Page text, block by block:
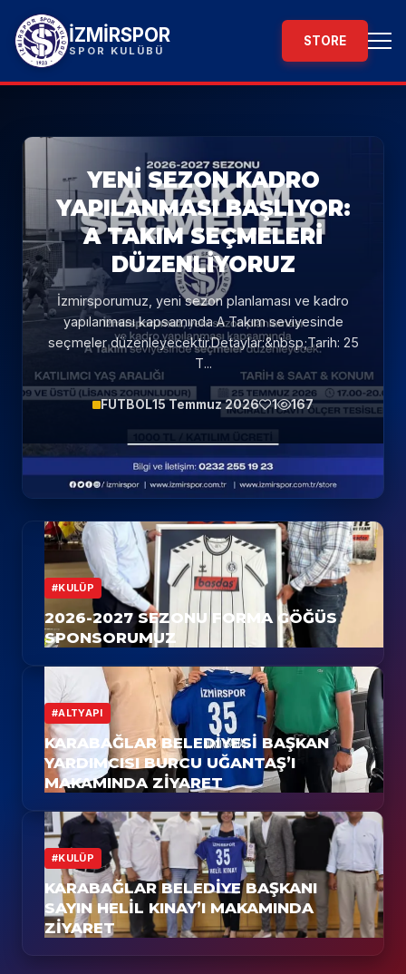
İZMİRSPOR
SPOR KULÜBÜ
STORE
1923
YENI SEZON KADRO
YAPILANMASI BAŞLIYOR:
A TAKIM SEÇMELERI
DÜZENLIYORUZ
İzmirsporumuz, yeni sezon planlaması ve kadro
yapılanması kapsamında A Takım seviyesinde
seçmeler düzenleyecektir.Detaylar:&nbsp;Tarih: 25
T...
FUTBOL15 Temmuz 2026 1 167
#KULÜP
2026-2027 SEZONU FORMA GÖĞÜS
SPONSORUMUZ
#ALTYAPI
KARABAĞLAR BELEDIYESI BAŞKAN
YARDIMCISI BURCU UĞANTAŞ’I
MAKAMINDA ZIYARET
#KULÜP
KARABAĞLAR BELEDIYE BAŞKANI
SAYIN HELIL KINAY’I MAKAMINDA
ZIYARET